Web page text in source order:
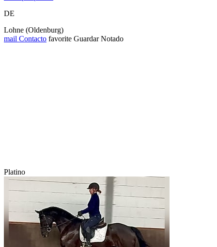
DE
Lohne (Oldenburg)
mail Contacto favorite Guardar Notado
Platino